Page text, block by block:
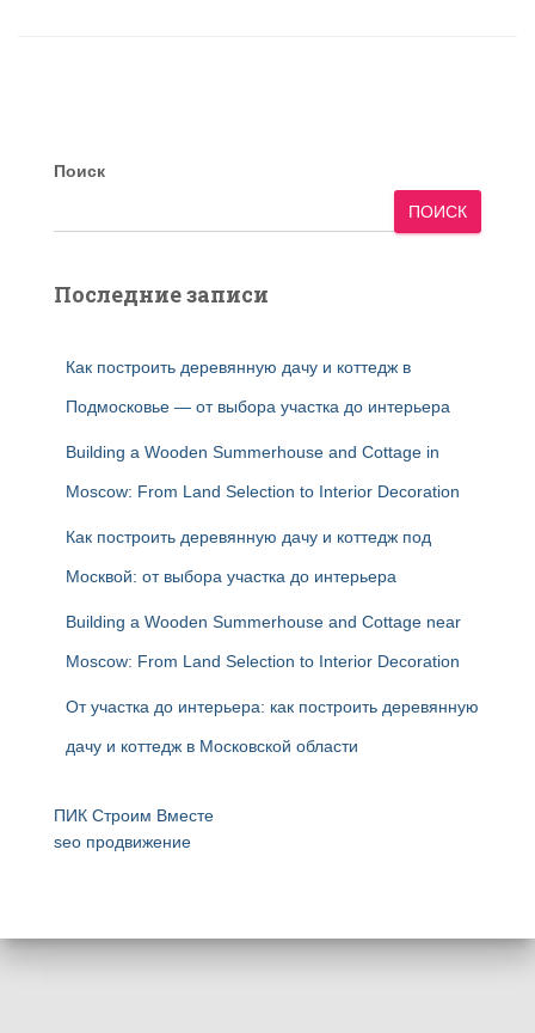
Поиск
ПОИСК
Последние записи
Как построить деревянную дачу и коттедж в
Подмосковье — от выбора участка до интерьера
Building a Wooden Summerhouse and Cottage in
Moscow: From Land Selection to Interior Decoration
Как построить деревянную дачу и коттедж под
Москвой: от выбора участка до интерьера
Building a Wooden Summerhouse and Cottage near
Moscow: From Land Selection to Interior Decoration
От участка до интерьера: как построить деревянную
дачу и коттедж в Московской области
ПИК Строим Вместе
seo продвижение